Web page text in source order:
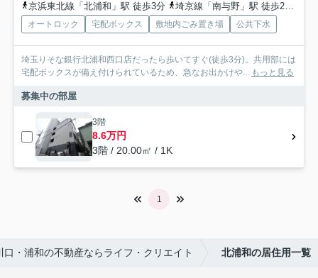
京浜東北線「北浦和」駅 徒歩3分
埼京線「南与野」駅 徒歩23分
オートロック 宅配ボックス 敷地内ごみ置き場 公共下水
埼玉りそな銀行北浦和西口店だったら歩いてすぐ(徒歩3分)。共用部には
宅配ボックスが備え付けられているため、急なお出かけや... もっと見る
募集中の部屋
3階
8.6万円
3階 / 20.00㎡ / 1K
1
口・浦和の不動産ならライフ・クリエイト 北浦和の居住用一覧